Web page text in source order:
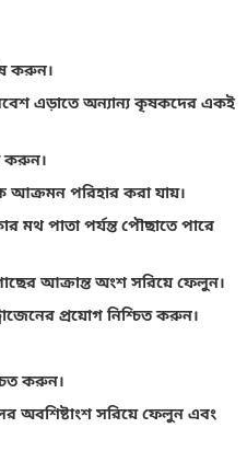
করুন।
এড়াতে অন্যান্য কৃষকদের একই
করুন।
পরিহার করা যায়।
মথ পাতা পর্যন্ত পৌছাতে পারে
আক্রান্ত অংশ সরিয়ে ফেলুন।
প্রয়োগ নিশ্চিত করুন।
করুন।
অবশিষ্টাংশ সরিয়ে ফেলুন এবং